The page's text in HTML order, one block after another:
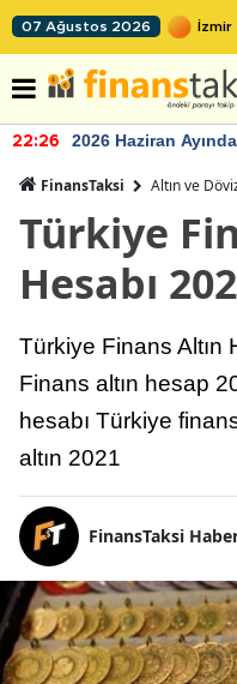
07 Ağustos 2026
22:26 2026 Haziran
FinansTaksi Altın ve
Türkiye
Hesabı
Türkiye Finans Altın
Finans altın hesap
hesabı Türkiye
altın 2021
FinansTaksi